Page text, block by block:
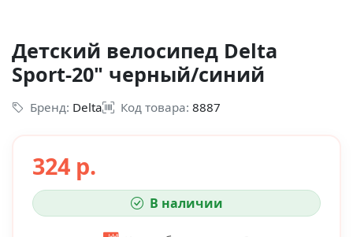
Детский велосипед Delta
Sport-20" черный/синий
Бренд: Delta Код товара: 8887
324 р.
В наличии